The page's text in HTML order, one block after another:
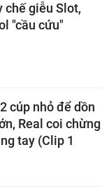
chế giễu Slot,
"cầu cứu"
cúp nhỏ để dồn
Real coi chừng
tay (Clip 1